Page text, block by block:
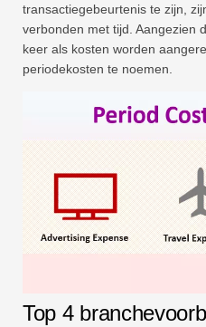
transactiegebeurtenis te zijn,
verbonden met tijd. Aangezien
keer als kosten worden
periodekosten te noemen.
Top 4